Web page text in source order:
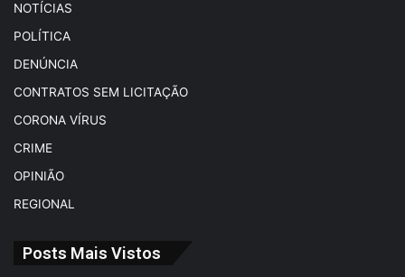
NOTÍCIAS
POLÍTICA
DENÚNCIA
CONTRATOS SEM LICITAÇÃO
CORONA VÍRUS
CRIME
OPINIÃO
REGIONAL
Posts Mais Vistos